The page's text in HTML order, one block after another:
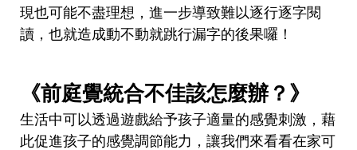
現也可能不盡理想，進一步導致難以逐行逐字閱
讀，也就造成動不動就跳行漏字的後果囉！
《前庭覺統合不佳該怎麼辦？》
生活中可以透過遊戲給予孩子適量的感覺刺激，藉
此促進孩子的感覺調節能力，讓我們來看看在家可